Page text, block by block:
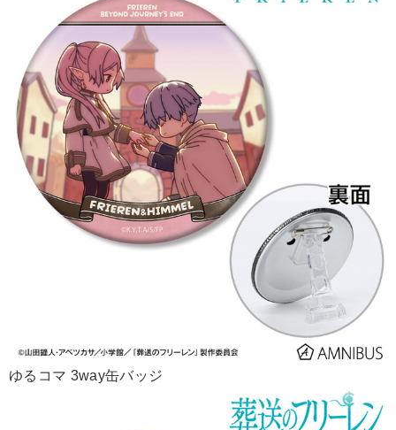
ゆるコマ 3way缶バッジ